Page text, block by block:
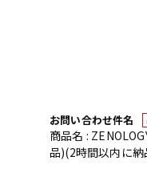
お問い合わせ件名
商品名 :
品)(2時間以内に